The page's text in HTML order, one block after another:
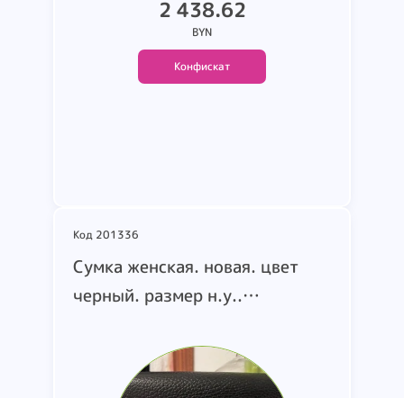
2 438.62
BYN
Конфискат
Код 201336
Сумка женская. новая. цвет
черный. размер н.у..
369664. т.м. Gucci. страна
производства н.у.. состав: